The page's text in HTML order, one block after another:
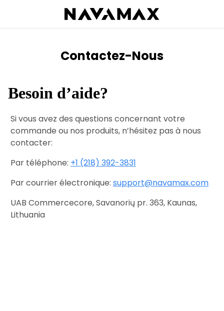
Contactez-Nous
Besoin d’aide?
Si vous avez des questions concernant votre
commande ou nos produits, n’hésitez pas à nous
contacter:
Par téléphone: +1 (218) 392-3831
Par courrier électronique: support@navamax.com
UAB Commercecore, Savanorių pr. 363, Kaunas,
Lithuania